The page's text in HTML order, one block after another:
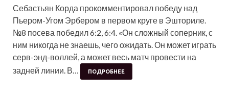
Себастьян Корда прокомментировал победу над
Пьером-Угом Эрбером в первом круге в Эшториле.
№8 посева победил 6:2, 6:4. «Он сложный соперник, с
ним никогда не знаешь, чего ожидать. Он может играть
серв-энд-воллей, а может весь матч провести на
задней линии. В…
ПОДРОБНЕЕ